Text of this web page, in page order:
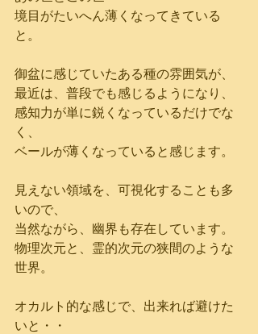
境目がたいへん薄くなってきている
と。
御盆に感じていたある種の雰囲気が、
最近は、普段でも感じるようになり、
感知力が単に鋭くなっているだけでな
く、
ベールが薄くなっていると感じます。
見えない領域を、可視化することも多
いので、
当然ながら、幽界も存在しています。
物理次元と、霊的次元の狭間のような
世界。
オカルト的な感じで、出来れば避けた
いと・・